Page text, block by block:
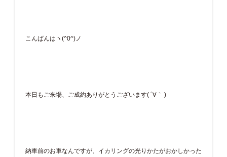
こんばんはヽ(^0^)ノ
本日もご来場、ご成約ありがとうございます( ´∀｀ )
納車前のお車なんですが、イカリングの光りかたがおかしかった